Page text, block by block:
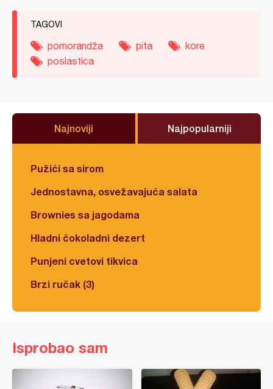
TAGOVI
pomorandža pita
kore
poslastica
Najnoviji Najpopularniji
Pužići sa sirom
Jednostavna, osvežavajuća salata
Brownies sa jagodama
Hladni čokoladni dezert
Punjeni cvetovi tikvica
Brzi ručak (3)
Isprobao sam